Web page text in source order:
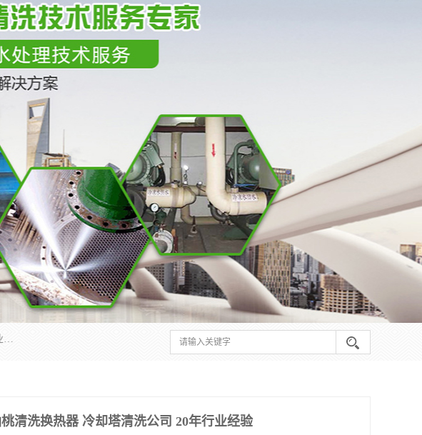
武汉洁利友环境技术有限公司是从事工业民用设备清洗、水处理、金属防腐蚀技术开发与应用的专业化公司。公司经过十余年发展积累了丰富的清洗经验，服务过的客户达到500余家，清洗的各类工业设备共计3000余台。
清洗换热器 冷却塔清洗公司 20年行业经验